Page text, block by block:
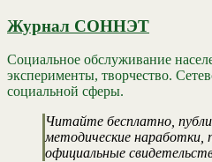
Журнал СОННЭТ
Социальное обслуживание
эксперименты, творчество.
социальной сферы.
Читайте бесплатно,
методические наработки,
официальные